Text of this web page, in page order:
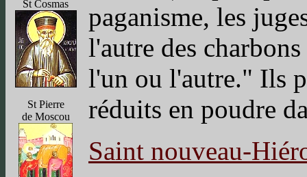
St Cosmas
St Pierre
de Moscou
paganisme, les
l'autre des
l'un ou l'autre." Ils
réduits en poudre
Saint nouveau-